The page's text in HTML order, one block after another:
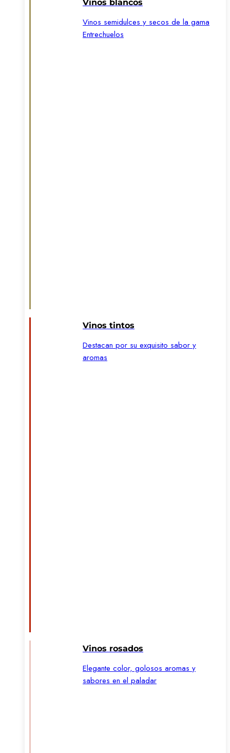
Vinos blancos
Vinos semidulces y secos de la gama
Entrechuelos
Vinos tintos
Destacan por su exquisito sabor y
aromas
Vinos rosados
Elegante color, golosos aromas y
sabores en el paladar